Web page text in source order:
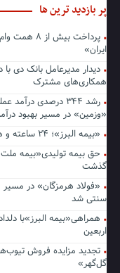
پر بازدید ترین ها
پرداخت
ایران»
دیدار مدیرعامل بانک دی با
همکاری‌های مشترک
رشد ۳۴۴ درصدی
«وزمین» در مسیر بهبود
«بیمه البرز»؛ ۲۴ ساعته و هر ۷ روز هفته پاسخگوی بیمه‌گزاران است
گذشت
«فولاد هرمزگان» در
سنتی شد
همراهی«بیمه البرز»با
اربعین
تجدید مزایده فروش
گل‌گهر»